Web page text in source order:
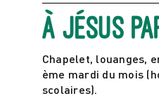
À jésus
Chapelet, louanges,
ème mardi du mois
scolaires).